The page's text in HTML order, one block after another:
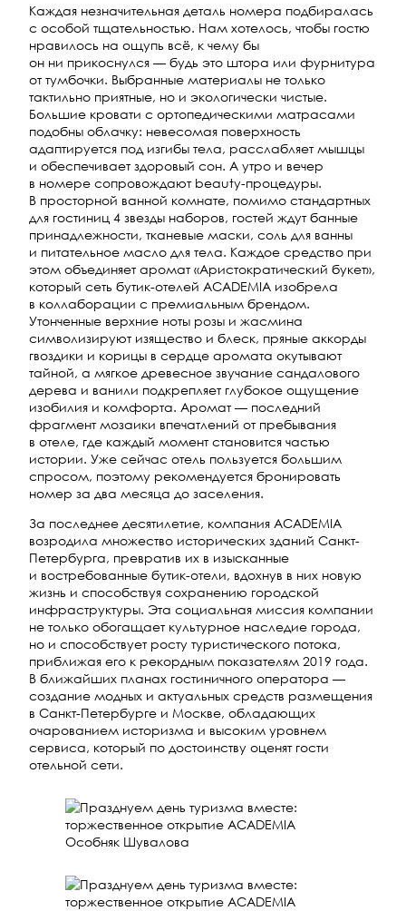
Каждая незначительная деталь номера подбиралась
с особой тщательностью. Нам хотелось, чтобы гостю
нравилось на ощупь всё, к чему бы
он ни прикоснулся — будь это штора или фурнитура
от тумбочки. Выбранные материалы не только
тактильно приятные, но и экологически чистые.
Большие кровати с ортопедическими матрасами
подобны облачку: невесомая поверхность
адаптируется под изгибы тела, расслабляет мышцы
и обеспечивает здоровый сон. А утро и вечер
в номере сопровождают beauty-процедуры.
В просторной ванной комнате, помимо стандартных
для гостиниц 4 звезды наборов, гостей ждут банные
принадлежности, тканевые маски, соль для ванны
и питательное масло для тела. Каждое средство при
этом объединяет аромат «Аристократический букет»,
который сеть бутик-отелей ACADEMIA изобрела
в коллаборации с премиальным брендом.
Утонченные верхние ноты розы и жасмина
символизируют изящество и блеск, пряные аккорды
гвоздики и корицы в сердце аромата окутывают
тайной, а мягкое древесное звучание сандалового
дерева и ванили подкрепляет глубокое ощущение
изобилия и комфорта. Аромат — последний
фрагмент мозаики впечатлений от пребывания
в отеле, где каждый момент становится частью
истории. Уже сейчас отель пользуется большим
спросом, поэтому рекомендуется бронировать
номер за два месяца до заселения.
За последнее десятилетие, компания ACADEMIA
возродила множество исторических зданий Санкт-
Петербурга, превратив их в изысканные
и востребованные бутик-отели, вдохнув в них новую
жизнь и способствуя сохранению городской
инфраструктуры. Эта социальная миссия компании
не только обогащает культурное наследие города,
но и способствует росту туристического потока,
приближая его к рекордным показателям 2019 года.
В ближайших планах гостиничного оператора —
создание модных и актуальных средств размещения
в Санкт-Петербурге и Москве, обладающих
очарованием историзма и высоким уровнем
сервиса, который по достоинству оценят гости
отельной сети.